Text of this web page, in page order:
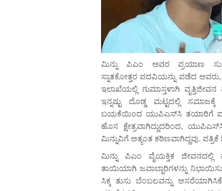
ಮಿನ್ನು ಪಿಎಂ ಅವರ ಪ್ರಯಾಣ
ಸ್ನಾತಕೋತ್ತರ ಪದವಿಯನ್ನು ಪಡೆದ
ಇಲಾಖೆಯಲ್ಲಿ ಗುಮಾಸ್ತಳಾಗಿ
ಇನ್ನಷ್ಟು ದೊಡ್ಡ ಮಟ್ಟದಲ್ಲಿ
ಬಯಕೆಯಿಂದ ಯುಪಿಎಸ್‌ಸಿ ತಯಾರಿಗೆ
ಹೊಸ ಕ್ಷೇತ್ರವಾಗಿದ್ದುದರಿಂದ,
ಮಿನ್ನುವಿಗೆ ಅತ್ಯಂತ ಕಠಿಣವಾಗಿದ್ದವು. ಪತ್ರಿಕೆ
ಮಿನ್ನು ಪಿಎಂ ವೈಯಕ್ತಿಕ ಜೀವನದಲ್ಲಿ
ತಾಯಿಯಾಗಿ ಜವಾಬ್ದಾರಿಗಳನ್ನು
ಸಿಕ್ಕ ತುಸು ಬೆಂಬಲವನ್ನು